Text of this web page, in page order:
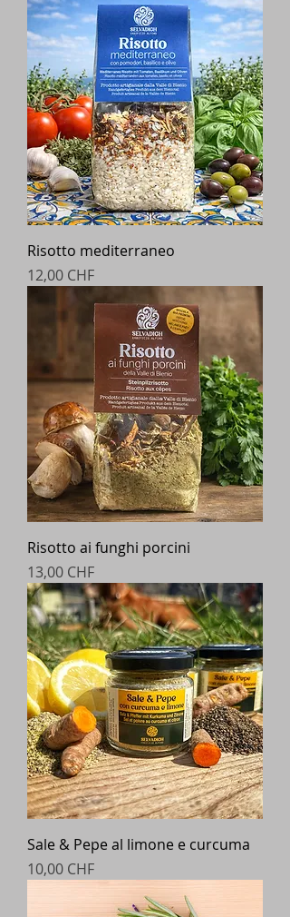
Risotto mediterraneo
Prezzo
12,00 CHF
Risotto ai funghi porcini
Prezzo
13,00 CHF
Sale & Pepe al limone e curcuma
Prezzo
10,00 CHF